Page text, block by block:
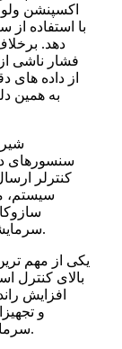
اکسپنشن
با استفاده
دهد.
فشار ناشی
از داده های
به همین
شیر
سنسورهای
کنترلر
سیستم،
سرمایشی و وضعیت لحظه ای سیستم تنظیم شود.
یکی از مهم
بالای
افزایش
سرمایشی پیشرفته کاربرد زیادی پیدا کرده است.